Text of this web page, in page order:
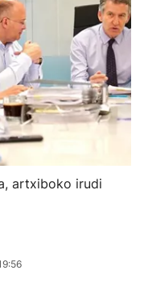
artxiboko irudi